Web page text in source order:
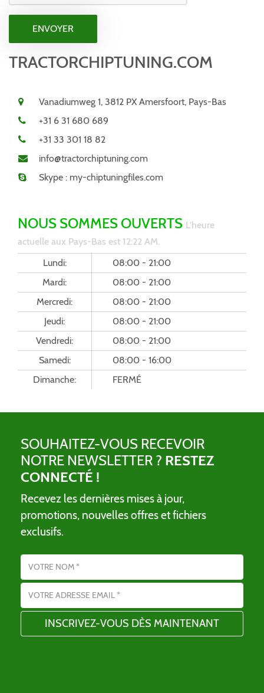
TRACTORCHIPTUNING.COM
Vanadiumweg 1, 3812 PX Amersfoort, Pays-Bas
+31 6 31 680 689
+31 33 301 18 82
info@tractorchiptuning.com
Skype : my-chiptuningfiles.com
NOUS SOMMES OUVERTS L'heure
actuelle aux Pays-Bas est 12:22 AM.
Lundi:
08:00 - 21:00
Mardi:
08:00 - 21:00
Mercredi:
08:00 - 21:00
Jeudi:
08:00 - 21:00
Vendredi:
08:00 - 21:00
Samedi:
08:00 - 16:00
Dimanche:
FERMÉ
SOUHAITEZ-VOUS RECEVOIR
NOTRE NEWSLETTER ? RESTEZ
CONNECTÉ !
Recevez les dernières mises à jour,
promotions, nouvelles offres et fichiers
exclusifs.
Nom
Adresse email